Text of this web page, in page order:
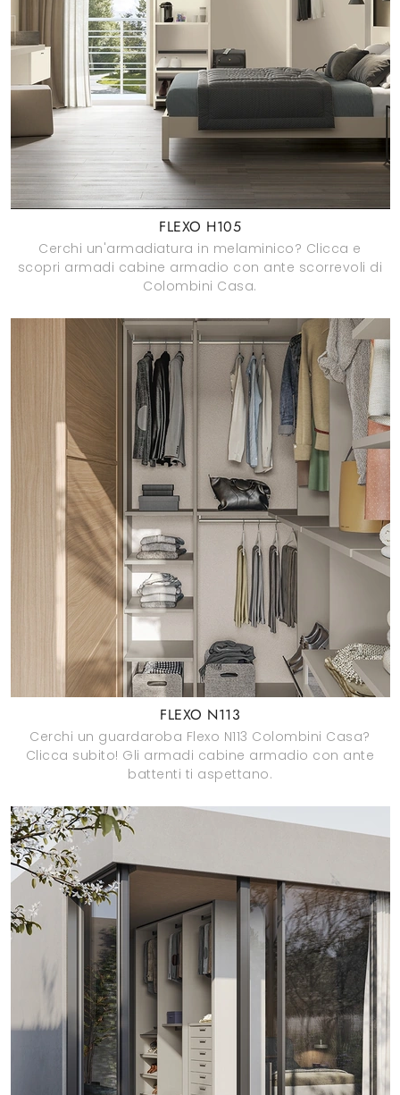
FLEXO H105
Cerchi un'armadiatura in melaminico? Clicca e
scopri armadi cabine armadio con ante scorrevoli di
Colombini Casa.
FLEXO N113
Cerchi un guardaroba Flexo N113 Colombini Casa?
Clicca subito! Gli armadi cabine armadio con ante
battenti ti aspettano.